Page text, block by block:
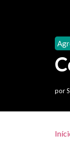
por